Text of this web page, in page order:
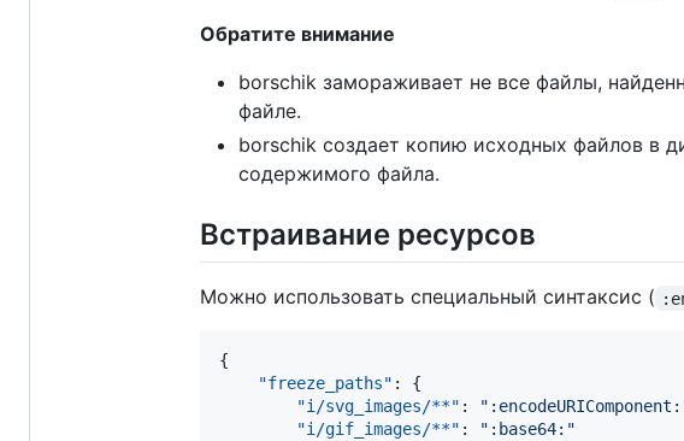
Обратите внимание
borschik замораживает не все файлы,
файле.
borschik создает копию исходных файлов в
содержимого файла.
Встраивание ресурсов
Можно использовать специальный синтаксис (
{
"freeze_paths" : {
"i/svg_images/**" : " :encodeURIComponent:
"i/gif_images/**" : " :base64: "